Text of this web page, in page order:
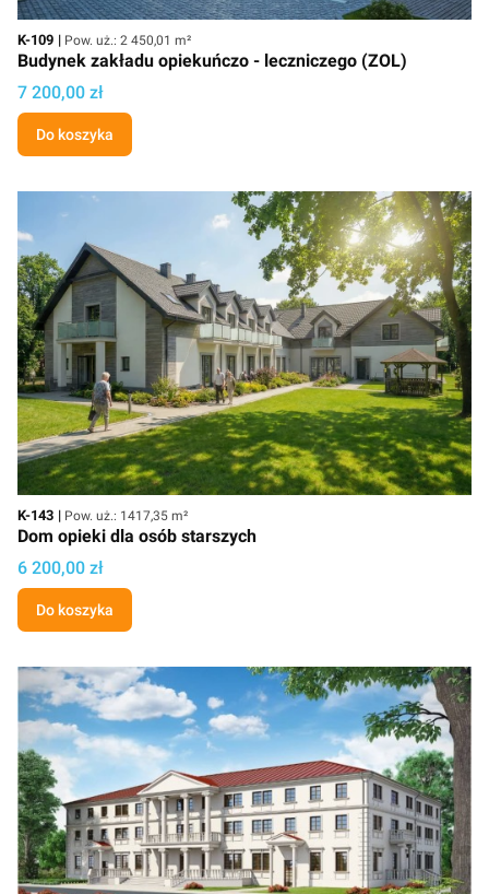
Kod
K-109 Powierzchnia użytkowa
Pow. uż.: 2 450,01 m²
Budynek zakładu opiekuńczo - leczniczego (ZOL)
Cena projektu
7 200,00 zł
Do koszyka
Kod
K-143 Powierzchnia użytkowa
Pow. uż.: 1417,35 m²
Dom opieki dla osób starszych
Cena projektu
6 200,00 zł
Do koszyka